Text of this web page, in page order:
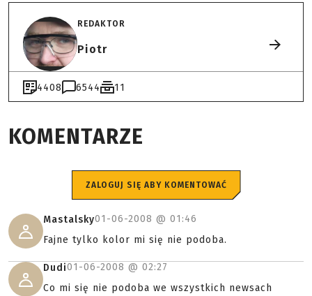
REDAKTOR
Piotr
4408 6544 11
KOMENTARZE
ZALOGUJ SIĘ ABY KOMENTOWAĆ
Mastalsky01-06-2008 @ 01:46
Fajne tylko kolor mi się nie podoba.
Dudi01-06-2008 @ 02:27
Co mi się nie podoba we wszystkich newsach